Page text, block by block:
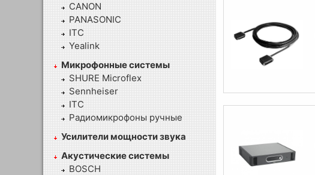
CANON
PANASONIC
ITC
Yealink
Микрофонные системы
SHURE Microflex
Sennheiser
ITC
Радиомикрофоны ручные
Усилители мощности звука
Акустические системы
BOSCH